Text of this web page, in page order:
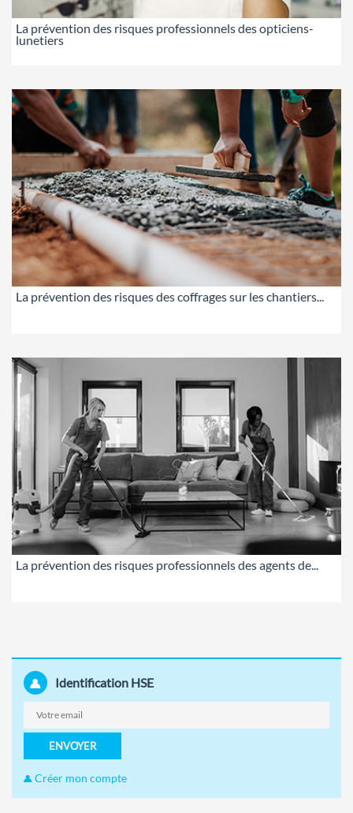
La prévention des risques professionnels des opticiens-
lunetiers
La prévention des risques des coffrages sur les chantiers...
La prévention des risques professionnels des agents de...
Identification HSE
ENVOYER
Créer mon compte